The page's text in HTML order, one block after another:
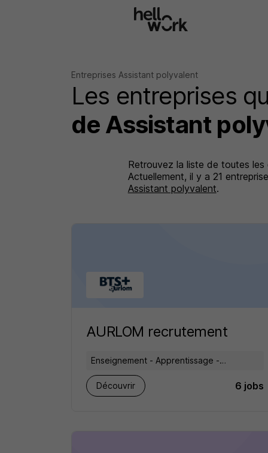
Entreprises Assistant polyvalent
Les entreprises
de Assistant
Retrouvez la liste de toutes
Actuellement, il y a 21
Assistant polyvalent.
AURLOM recrutement
Enseignement - Apprentissage -
Formation
Découvrir
6 jobs